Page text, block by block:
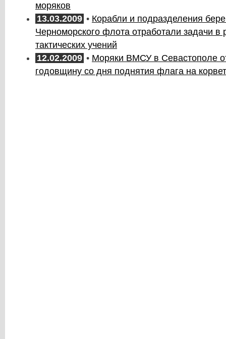
моряков
13.03.2009 • Корабли и подразделения
Черноморского флота отработали задачи в
тактических учений
12.02.2009 • Моряки ВМСУ в Севастополе
годовщину со дня поднятия флага на